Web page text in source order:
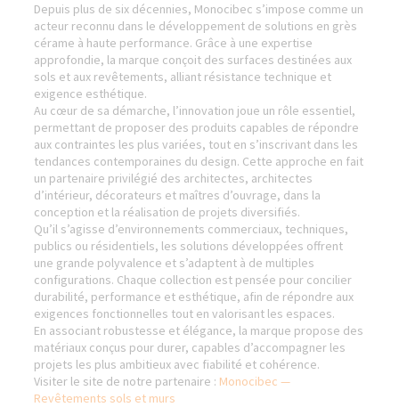
Depuis plus de six décennies, Monocibec s’impose comme un
acteur reconnu dans le développement de solutions en grès
cérame à haute performance. Grâce à une expertise
approfondie, la marque conçoit des surfaces destinées aux
sols et aux revêtements, alliant résistance technique et
exigence esthétique.
Au cœur de sa démarche, l’innovation joue un rôle essentiel,
permettant de proposer des produits capables de répondre
aux contraintes les plus variées, tout en s’inscrivant dans les
tendances contemporaines du design. Cette approche en fait
un partenaire privilégié des architectes, architectes
d’intérieur, décorateurs et maîtres d’ouvrage, dans la
conception et la réalisation de projets diversifiés.
Qu’il s’agisse d’environnements commerciaux, techniques,
publics ou résidentiels, les solutions développées offrent
une grande polyvalence et s’adaptent à de multiples
configurations. Chaque collection est pensée pour concilier
durabilité, performance et esthétique, afin de répondre aux
exigences fonctionnelles tout en valorisant les espaces.
En associant robustesse et élégance, la marque propose des
matériaux conçus pour durer, capables d’accompagner les
projets les plus ambitieux avec fiabilité et cohérence.
Visiter le site de notre partenaire : Monocibec —
Revêtements sols et murs